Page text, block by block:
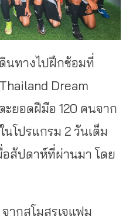
นทางไปฝึกซ้อมที่
Dream
ะยอดฝีมือ 120 คนจาก
โปรแกรม 2 วันเต็ม
สัปดาห์ที่ผ่านมา โดย
กสโมสรเจแฟม